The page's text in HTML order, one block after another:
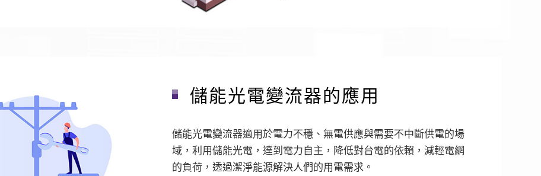
儲能光電變流器的應用
儲能光電變流器適用於電力不穩、無電供應與需要不中斷供電的場
域，利用儲能光電，達到電力自主，降低對台電的依賴，減輕電網
的負荷，透過潔淨能源解決人們的用電需求。